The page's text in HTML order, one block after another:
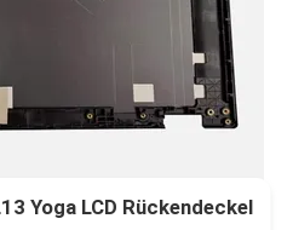
Yoga LCD Rückendeckel